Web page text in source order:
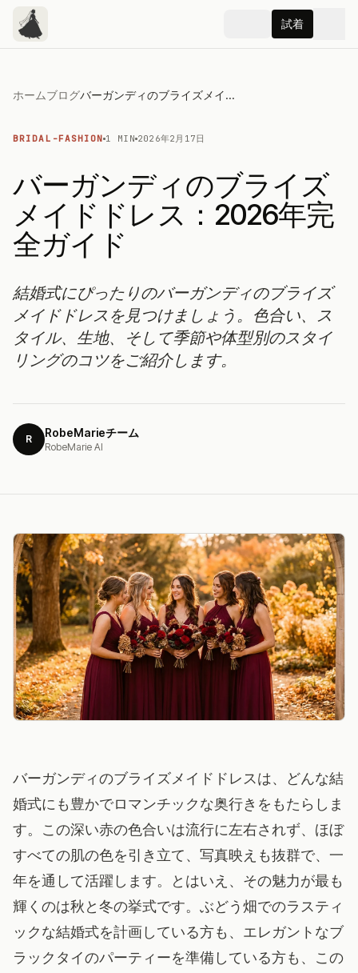
試着
ホームブログ バーガンディのブライズメイドドレス：2026年完全ガイド
BRIDAL-FASHION 1 MIN 2026年2月17日
バーガンディのブライズ
メイドドレス：2026年完
全ガイド
結婚式にぴったりのバーガンディのブライズ
メイドドレスを見つけましょう。色合い、ス
タイル、生地、そして季節や体型別のスタイ
リングのコツをご紹介します。
R RobeMarieチーム
RobeMarie AI
バーガンディのブライズメイドドレスは、どんな結
婚式にも豊かでロマンチックな奥行きをもたらしま
す。この深い赤の色合いは流行に左右されず、ほぼ
すべての肌の色を引き立て、写真映えも抜群で、一
年を通して活躍します。とはいえ、その魅力が最も
輝くのは秋と冬の挙式です。ぶどう畑でのラスティ
ックな結婚式を計画している方も、エレガントなブ
ラックタイのパーティーを準備している方も、この